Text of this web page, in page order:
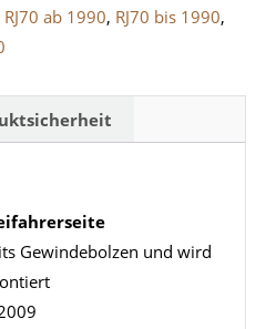
RJ70 ab 1990, RJ70 bis 1990,
Gewindebolzen und wird